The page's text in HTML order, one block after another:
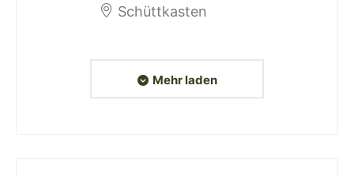
Schüttkasten
Mehr laden